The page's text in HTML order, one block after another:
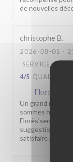
de nouvelles
christophe B
2026-08-01 -
SERVICE:
4/5 QUALITÉ /
Flores'sens
Un grand merci
sommes
Florès’sens.
suggestions :
satisfaire